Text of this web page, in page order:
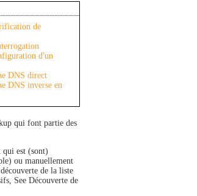
de
d'un
DNS direct
DNS inverse en
qui font partie des
qui est (sont)
ou manuellement
de la liste
See Découverte de